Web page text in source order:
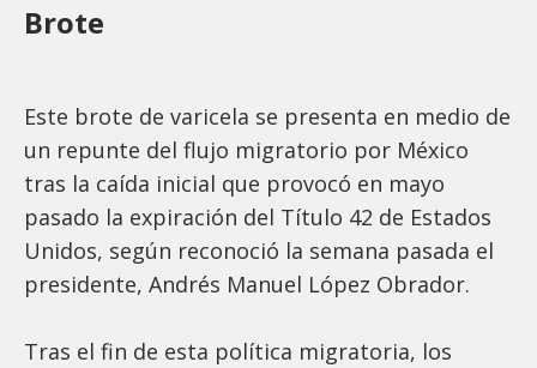
Brote
Este brote de varicela se presenta en medio de
un repunte del flujo migratorio por México
tras la caída inicial que provocó en mayo
pasado la expiración del Título 42 de Estados
Unidos, según reconoció la semana pasada el
presidente, Andrés Manuel López Obrador.
Tras el fin de esta política migratoria, los